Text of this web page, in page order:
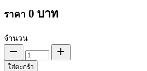
ราคา 0 บาท
จำนวน
remove add
ใส่ตะกร้า